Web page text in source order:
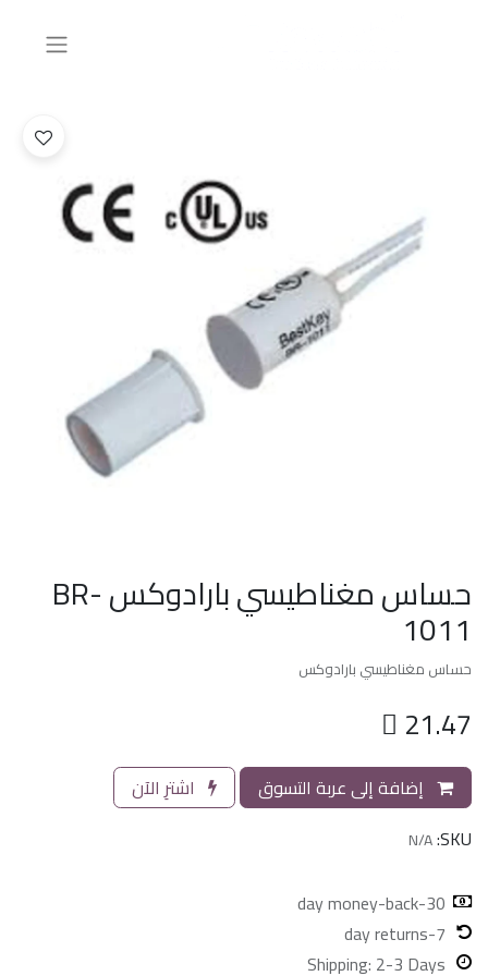
حساس مغناطيسي بارادوكس BR-
1011
حساس مغناطيسي بارادوكس
 21.47
إضافة إلى عربة التسوق
اشترِ الآن
SKU:
N/A
30-day money-back
7-day returns
Shipping: 2-3 Days